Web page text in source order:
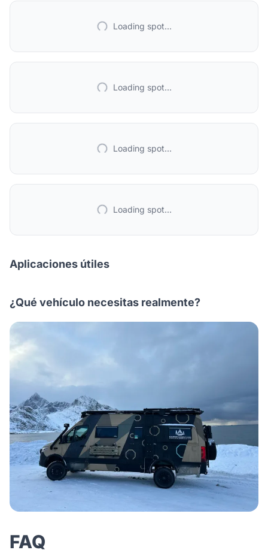
Loading spot...
Loading spot...
Loading spot...
Loading spot...
Aplicaciones útiles
¿Qué vehículo necesitas realmente?
FAQ